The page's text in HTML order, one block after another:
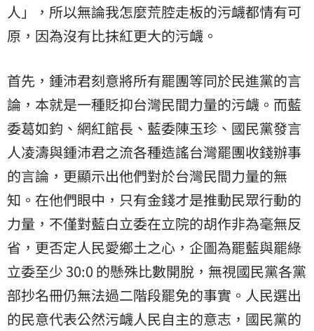
人」，所以無論我怎麼荒腔走板的污衊都情有可
原，因為沒有比抹紅更大的污衊。
首先，鍾沛君刻意將所有罷團等同於民進黨的言
論，本就是一種貶抑台灣民間力量的污衊。而藍
委葛如鈞、網紅館長、藍委陳玉珍、國民黨發言
人凌濤與鍾沛君之流各種造謠台灣罷團收錢辦事
的言論，更顯示出他們對於台灣民間力量的無
知。在他們眼中，只有金錢才是推動民眾行動的
力量，不僅對藍白立委在立院的胡作非為毫無反
省，更否定人民愛鄉土之心，企圖為罷藍與罷綠
立委至少 30:0 的懸殊比數開脫，無視國民黨各黨
部抄名冊仍無法過二階段罷免的事實。人民選出
的民意代表公然污衊人民自主的意志，國民黨的